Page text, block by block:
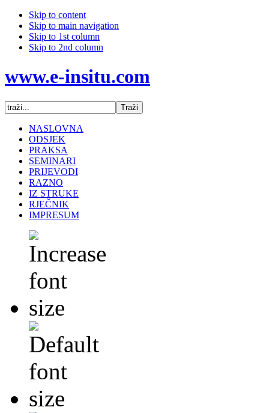
Skip to content
Skip to main navigation
Skip to 1st column
Skip to 2nd column
www.e-insitu.com
NASLOVNA
ODSJEK
PRAKSA
SEMINARI
PRIJEVODI
RAZNO
IZ STRUKE
RJEČNIK
IMPRESUM